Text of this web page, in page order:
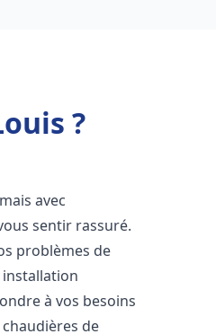
?
avec
sentir rassuré.
problèmes de
à vos besoins
de